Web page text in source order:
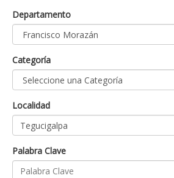
Departamento
Categoría
Localidad
Palabra Clave